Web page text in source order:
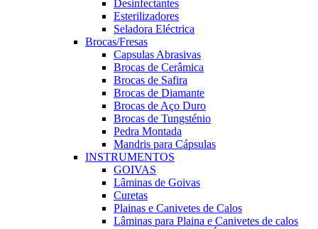
Desinfectantes
Esterilizadores
Seladora Eléctrica
Brocas/Fresas
Capsulas Abrasivas
Brocas de Cerâmica
Brocas de Safira
Brocas de Diamante
Brocas de Aço Duro
Brocas de Tungsténio
Pedra Montada
Mandris para Cápsulas
INSTRUMENTOS
GOIVAS
Lâminas de Goivas
Curetas
Plainas e Canivetes de Calos
Lâminas para Plaina e Canivetes de calos